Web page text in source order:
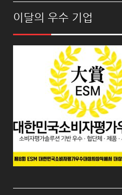
이달의 우수 기업